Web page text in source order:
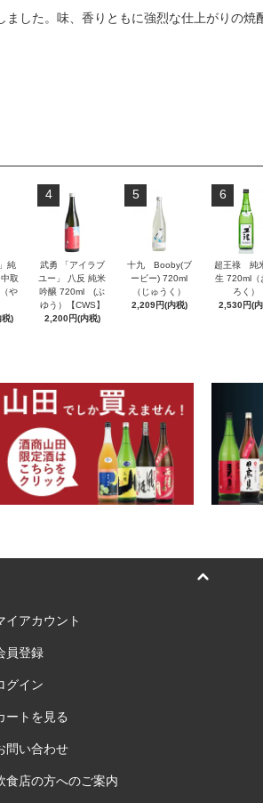
ました。味、香りともに強烈な仕上がりの焼
純
取
や
)
4
武勇 「アイラブ
ユー」 八反 純米
吟醸 720ml (ぶ
ゆう）【CWS】
2,200円(内税)
5
十九 Booby(ブ
ービー) 720ml
（じゅうく）
2,209円(内税)
6
超王祿 純
生 720ml（
ろく）
2,530円(
イアカウント
員登録
グイン
ートを見る
問い合わせ
食店の方へのご案内